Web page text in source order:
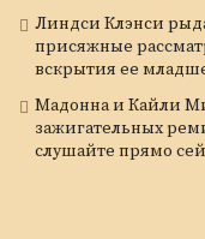
Линдси Клэнси
присяжные
вскрытия ее
Мадонна и Кайли
зажигательных
слушайте прямо